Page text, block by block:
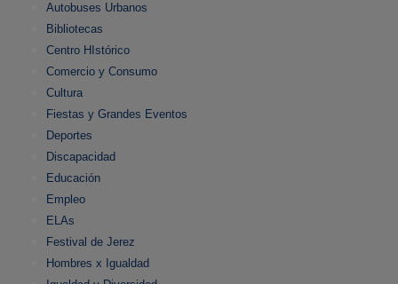
Autobuses Urbanos
Bibliotecas
Centro HIstórico
Comercio y Consumo
Cultura
Fiestas y Grandes Eventos
Deportes
Discapacidad
Educación
Empleo
ELAs
Festival de Jerez
Hombres x Igualdad